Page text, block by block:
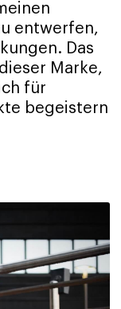
entwerfen,
Das
Marke,
für
begeistern